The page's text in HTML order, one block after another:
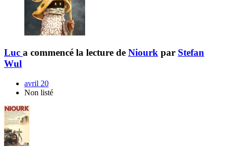
Luc a commencé la lecture de Niourk par Stefan
Wul
avril 20
Non listé